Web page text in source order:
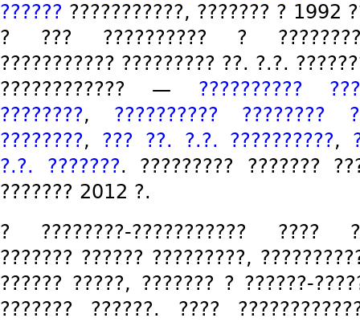
?????? ???????????, ??????? ? 1992
? ??? ?????????? ?
??????????? ????????? ??. ?.?.
???????????? — ??????????
????????, ?????????? ????????
????????, ??? ??. ?.?. ??????????,
?.?. ???????. ????????? ???????
??????? 2012 ?.
? ????????-??????????? ????
??????? ?????? ?????????,
?????? ?????, ??????? ? ??????-
??????? ??????. ????